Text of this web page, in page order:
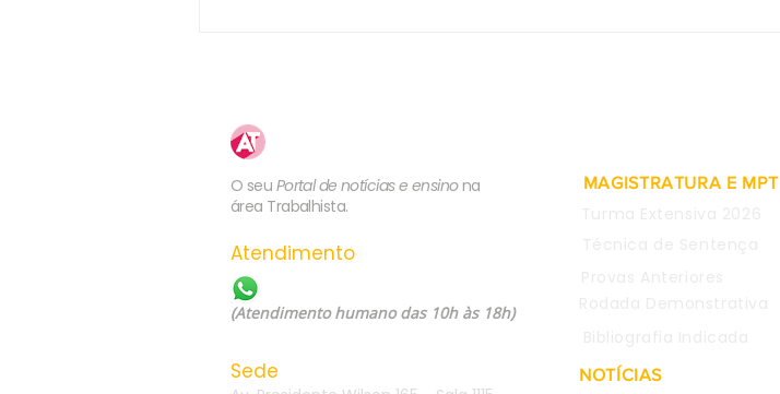
O seu Portal de notícias e ensino na
área Trabalhista.
Atendimento
(Atendimento humano das 10h às 18h)
Sede
MAGISTRATURA E MPT
NOTÍCIAS